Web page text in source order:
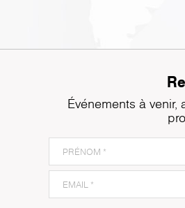
Événements à